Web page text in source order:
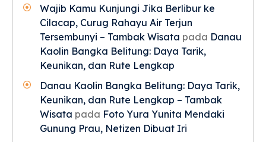
Wajib Kamu Kunjungi Jika Berlibur ke
Cilacap, Curug Rahayu Air Terjun
Tersembunyi – Tambak Wisata pada Danau
Kaolin Bangka Belitung: Daya Tarik,
Keunikan, dan Rute Lengkap
Danau Kaolin Bangka Belitung: Daya Tarik,
Keunikan, dan Rute Lengkap – Tambak
Wisata pada Foto Yura Yunita Mendaki
Gunung Prau, Netizen Dibuat Iri